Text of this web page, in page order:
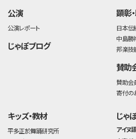
公演
公演レポート
じゃぽブログ
顕彰
日本伝
中島勝
邦楽技
賛助
賛助会
寄付の
キッズ・教材
平多正於舞踊研究所
じゃ
アイヌ